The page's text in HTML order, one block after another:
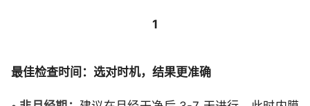
1
最佳检查时间：选对时机，结果更准确